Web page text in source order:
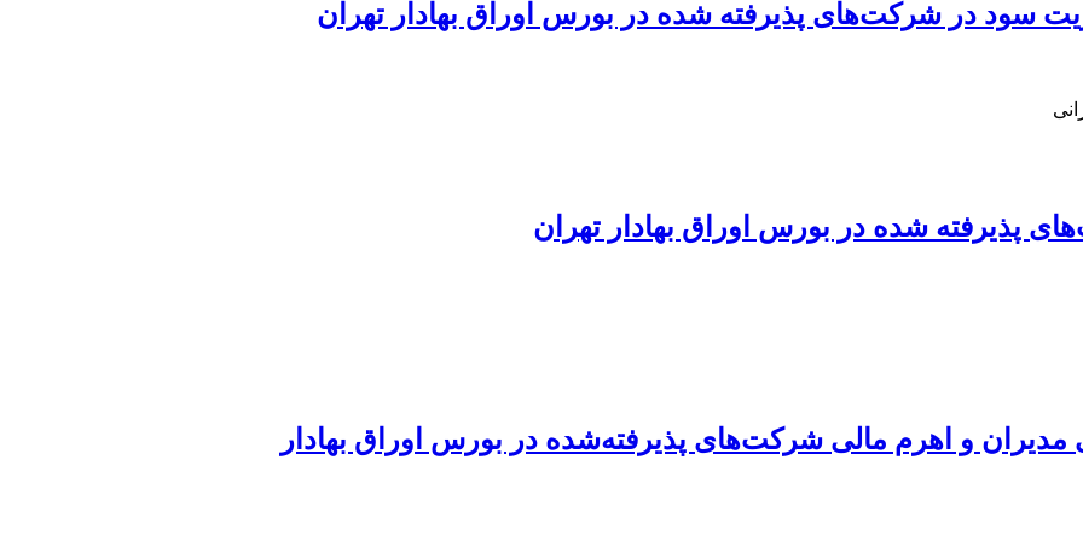
سود در شرکت‌های پذیرفته شده در بورس اوراق بهادار تهران
پذیرفته شده در بورس اوراق بهادار تهران
مدیران و اهرم مالی شرکت‌های پذیرفته‌شده در بورس اوراق بهادار